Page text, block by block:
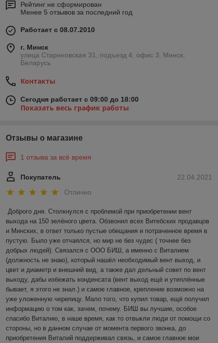
Рейтинг не сформирован
Менее 5 отзывов за последний год
Работает с 08.07.2010
г. Минск
улица Стариновская 31, подъезд 4, офис 3, Минск,
Беларусь
Контакты
Сегодня работает с 09:00 до 18:00
Показать весь график работы
Отзывы о магазине
1 отзыва за всё время
22.04.2021
Покупатель
Отлично
Доброго дня. Столкнулся с проблемой при приобретении вент
выхода на 150 зелёного цвета. Обзвонил всех Витебских продавцов
и Минских, в ответ только пустые обещания и потраченное время в
пустую. Было уже отчаялся, но мир не без чудес ( точнее без
добрых людей). Связался с ООО БИШ, а именно с Виталием
(должность не знаю), который нашёл необходимый вент выход, и
цвет и диаметр и внешний вид, а также дал дельный совет по вент
выходу, дабы избежать конденсата (вент выход ещё и утеплённые
бывает, я этого не знал.) и самое главное, крепление возможно на
уже уложенную черепицу. Мало того, что купил товар, ещё получил
информацию о том как, зачем, почему. БИШ вы лучшие, особое
спасибо Виталию, в наше время, как то отвыкли люди от помощи со
стороны, но в данном случае от момента первого звонка, до
приобретения Виталий поддерживал связь, и самое главное мои